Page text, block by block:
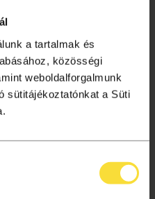
a tartalmak és
közösségi
weboldalforgalmunk
sütitájékoztatónkat a Süti